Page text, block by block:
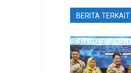
BERITA TERKAIT